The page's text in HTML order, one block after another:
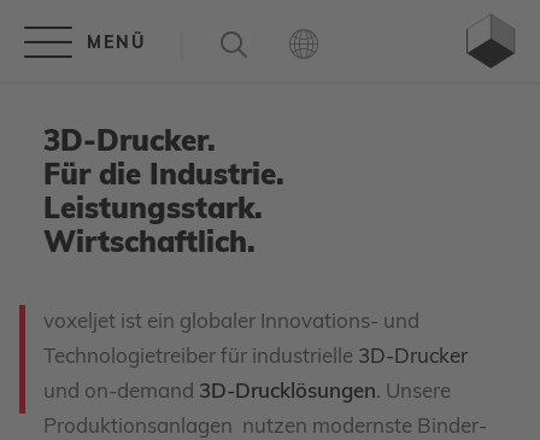
3D-Drucker.
Für die Industrie.
Leistungsstark.
Wirtschaftlich.
voxeljet ist ein globaler Innovations- und
Technologietreiber für industrielle 3D-Drucker
und on-demand 3D-Drucklösungen. Unsere
Produktionsanlagen nutzen modernste Binder-